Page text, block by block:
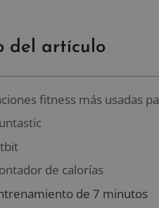
del artículo
fitness más usadas
de calorías
de 7 minutos